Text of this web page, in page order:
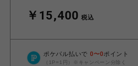
￥15,400 税込
ポケパル払いで 0〜0ポイント
（1P=1円）※キャンペーン分除く